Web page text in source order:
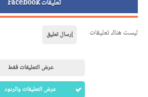
تعليقات Facebook
ليست هناك تعليقات إرسال تعليق
عرض التعليقات فقط
عرض التعليقات والردود